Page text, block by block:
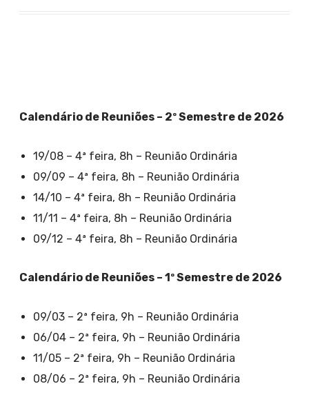
Calendário de Reuniões – 2º Semestre de 2026
19/08 – 4ª feira, 8h – Reunião Ordinária
09/09 – 4ª feira, 8h – Reunião Ordinária
14/10 – 4ª feira, 8h – Reunião Ordinária
11/11 – 4ª feira, 8h – Reunião Ordinária
09/12 – 4ª feira, 8h – Reunião Ordinária
Calendário de Reuniões – 1º Semestre de 2026
09/03 – 2ª feira, 9h – Reunião Ordinária
06/04 – 2ª feira, 9h – Reunião Ordinária
11/05 – 2ª feira, 9h – Reunião Ordinária
08/06 – 2ª feira, 9h – Reunião Ordinária